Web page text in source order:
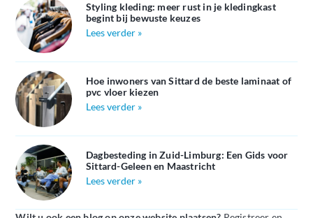
Styling kleding: meer rust in je kledingkast
begint bij bewuste keuzes
Lees verder »
Hoe inwoners van Sittard de beste laminaat of
pvc vloer kiezen
Lees verder »
Dagbesteding in Zuid-Limburg: Een Gids voor
Sittard-Geleen en Maastricht
Lees verder »